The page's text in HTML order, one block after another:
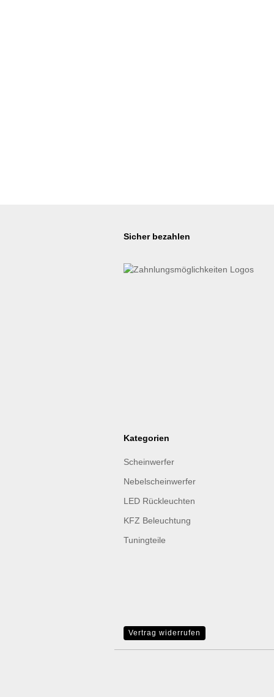
Sicher bezahlen
Kategorien
Scheinwerfer
Nebelscheinwerfer
LED Rückleuchten
KFZ Beleuchtung
Tuningteile
Vertrag widerrufen